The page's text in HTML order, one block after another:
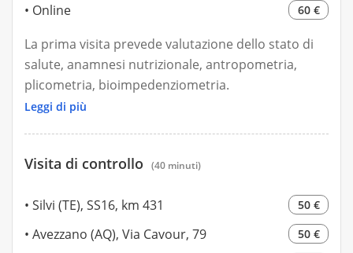
Online 60 €
La prima visita prevede valutazione dello stato di
salute, anamnesi nutrizionale, antropometria,
plicometria, bioimpedenziometria.
In seguito viene rilasciato il piano
Leggi di più
Visita di controllo (40 minuti)
Silvi (TE), SS16, km 431 50 €
Avezzano (AQ), Via Cavour, 79 50 €